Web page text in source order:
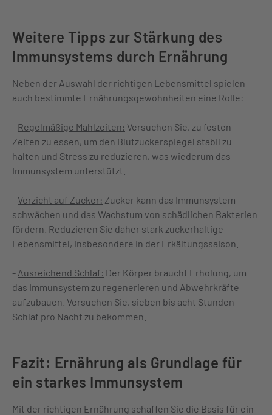
Weitere Tipps zur Stärkung des
Immunsystems durch Ernährung
Neben der Auswahl der richtigen Lebensmittel spielen
auch bestimmte Ernährungsgewohnheiten eine Rolle:
- Regelmäßige Mahlzeiten: Versuchen Sie, zu festen
Zeiten zu essen, um den Blutzuckerspiegel stabil zu
halten und Stress zu reduzieren, was wiederum das
Immunsystem unterstützt.
- Verzicht auf Zucker: Zucker kann das Immunsystem
schwächen und das Wachstum von schädlichen Bakterien
fördern. Reduzieren Sie daher stark zuckerhaltige
Lebensmittel, insbesondere in der Erkältungssaison.
- Ausreichend Schlaf: Der Körper braucht Erholung, um
das Immunsystem zu regenerieren und Abwehrkräfte
aufzubauen. Versuchen Sie, sieben bis acht Stunden
Schlaf pro Nacht zu bekommen.
Fazit: Ernährung als Grundlage für
ein starkes Immunsystem
Mit der richtigen Ernährung schaffen Sie die Basis für ein